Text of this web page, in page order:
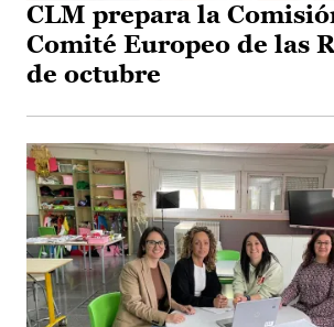
CLM prepara la
Comité Europeo de las
de octubre